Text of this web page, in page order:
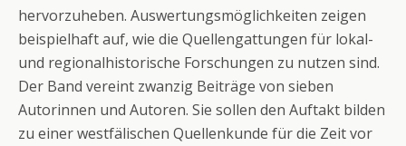
hervorzuheben. Auswertungsmöglichkeiten zeigen
beispielhaft auf, wie die Quellengattungen für lokal-
und regionalhistorische Forschungen zu nutzen sind.
Der Band vereint zwanzig Beiträge von sieben
Autorinnen und Autoren. Sie sollen den Auftakt bilden
zu einer westfälischen Quellenkunde für die Zeit vor